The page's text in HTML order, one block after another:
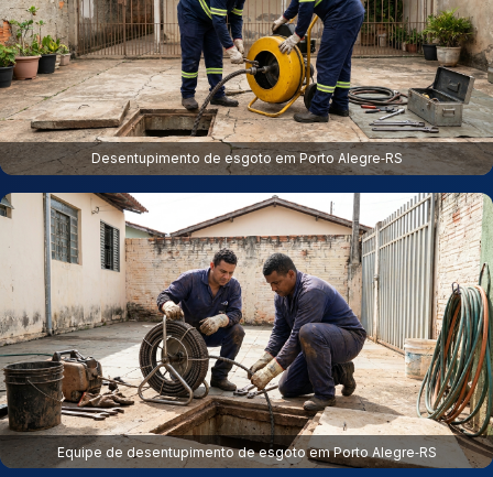
Desentupimento de esgoto em Porto Alegre‑RS
Equipe de desentupimento de esgoto em Porto Alegre‑RS